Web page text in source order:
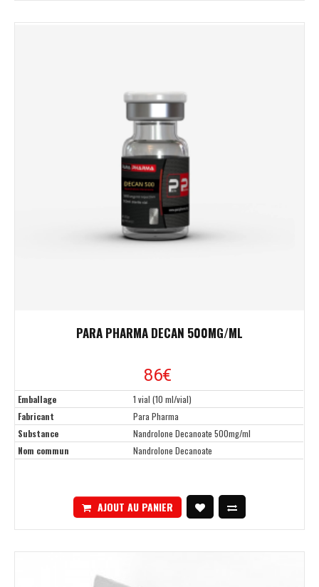
PARA PHARMA DECAN 500MG/ML
86€
Emballage
1 vial (10 ml/vial)
Fabricant
Para Pharma
Substance
Nandrolone Decanoate 500mg/ml
Nom commun
Nandrolone Decanoate
AJOUT AU PANIER